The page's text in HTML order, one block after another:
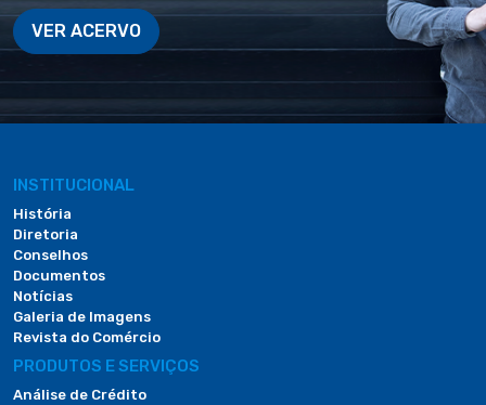
VER ACERVO
INSTITUCIONAL
História
Diretoria
Conselhos
Documentos
Notícias
Galeria de Imagens
Revista do Comércio
PRODUTOS E SERVIÇOS
Análise de Crédito